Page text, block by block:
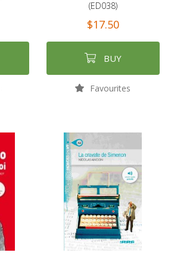
(ED038)
$17.50
BUY
Favourites